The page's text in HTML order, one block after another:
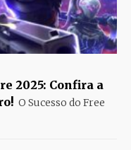
2025: Confira a
O Sucesso do Free